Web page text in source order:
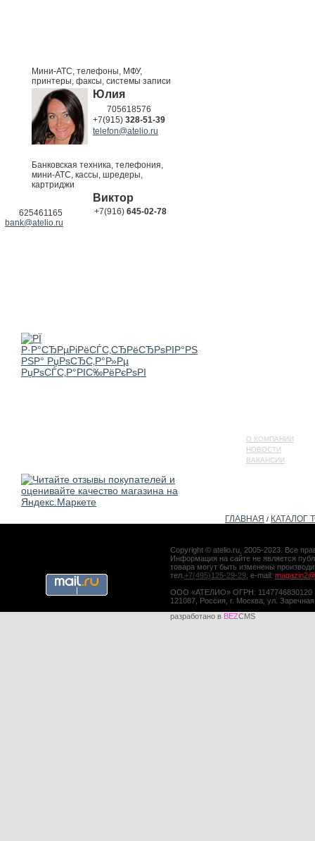
Мини-АТС, телефоны, МФУ,
принтеры, факсы, системы записи
Юлия
705618576
+7(915) 328-51-39
telefon@atelio.ru
Банковская техника, телефония,
мини-АТС, кассы, шредеры,
картриджи
Виктор
625461165 +7(916) 645-02-78
bank@atelio.ru
О КОМПАНИИ
НОВОСТИ
ВАКАНСИИ
ГЛАВНАЯ / КАТАЛОГ
Copyright © atelio.ru, 2005-2023. Все
Информация на сайте не является
товара могут быть изменены
тел. +7(495)125-29-29 , e-mail:
ООО «АТЕЛИО» ОГРН: 1147746830120
121087, Россия, г. Москва, ул.
разработано в BEZCMS